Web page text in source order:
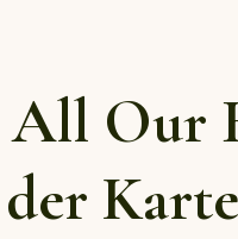
All Our